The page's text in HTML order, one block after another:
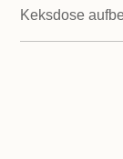
Keksdose